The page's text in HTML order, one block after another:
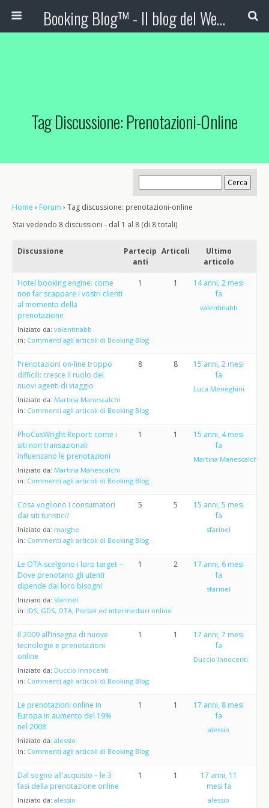
Booking Blog™ - Il blog del Web Marketing Turistico
Tag Discussione: Prenotazioni-Online
Home › Forum › Tag discussione: prenotazioni-online
Stai vedendo 8 discussioni - dal 1 al 8 (di 8 totali)
Discussione
Partecip
anti
Articoli
Ultimo
articolo
Hotel booking engine: come
non far scappare i vostri clienti
al momento della
prenotazione
Iniziato da: valentinabb
in: Commenti agli articoli di Booking Blog
1 1
14 anni, 2 mesi
fa
valentinabb
Prenotazioni on-line troppo
difficili: cresce il ruolo dei
nuovi agenti di viaggio
Iniziato da: Martina Manescalchi
in: Commenti agli articoli di Booking Blog
8 8
15 anni, 2 mesi
fa
Luca Meneghini
PhoCusWright Report: come i
siti non transazionali
influenzano le prenotazioni
Iniziato da: Martina Manescalchi
in: Commenti agli articoli di Booking Blog
1 1
15 anni, 4 mesi
fa
Martina Manescalchi
Cosa vogliono i consumatori
dai siti turistici?
Iniziato da: marghe
in: Commenti agli articoli di Booking Blog
5 5
15 anni, 5 mesi
fa
sfarinel
Le OTA scelgono i loro target –
Dove prenotano gli utenti
dipende dai loro bisogni
Iniziato da: sfarinel
in: IDS, GDS, OTA, Portali ed intermediari online
1 2
17 anni, 6 mesi
fa
sfarinel
Il 2009 all’insegna di nuove
tecnologie e prenotazioni
online
Iniziato da: Duccio Innocenti
in: Commenti agli articoli di Booking Blog
1 1
17 anni, 7 mesi
fa
Duccio Innocenti
Le prenotazioni online in
Europa in aumento del 19%
nel 2008
Iniziato da: alessio
in: Commenti agli articoli di Booking Blog
1 1
17 anni, 8 mesi
fa
alessio
Dal sogno all’acquisto – le 3
fasi della prenotazione online
Iniziato da: alessio
1 1
17 anni, 11
mesi fa
alessio